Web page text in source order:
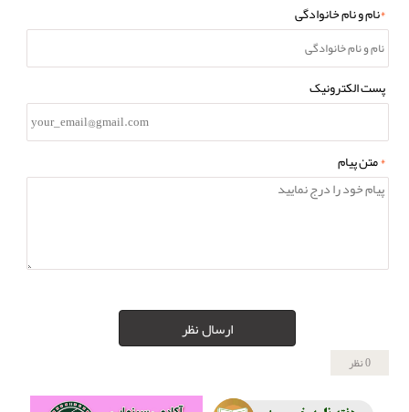
*نام و نام خانوادگی
پست الکترونیک
*متن پیام
ارسال نظر
0 نظر